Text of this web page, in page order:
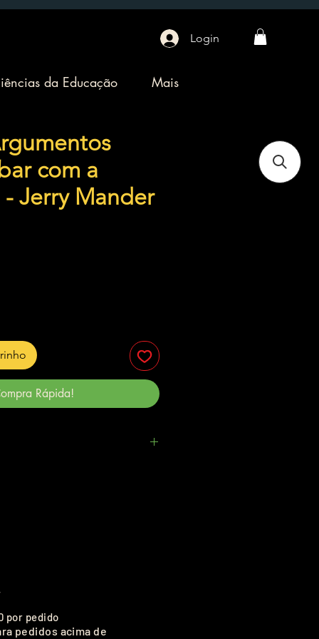
Login
da Educação Mais
com a
- Jerry Mander
Rápida!
por pedido
pedidos acima de